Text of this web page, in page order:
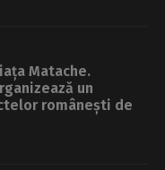
Matache.
un
românești de